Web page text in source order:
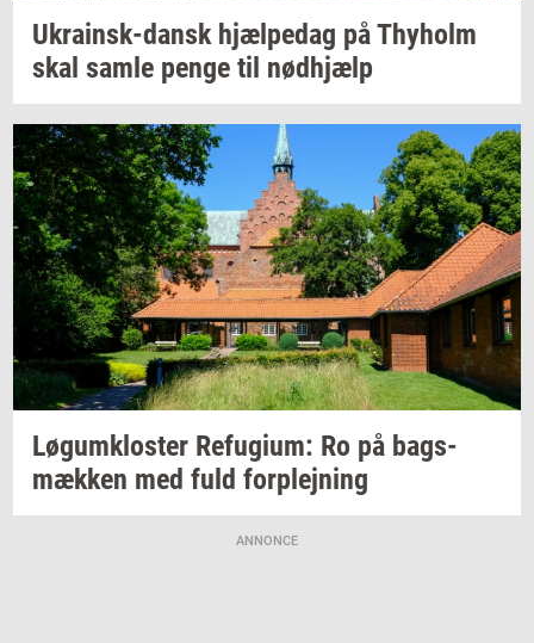
Ukrainsk-​dansk hjæl­pe­dag påThyholm
skal samle penge til nød­hjælp
Løgum­klo­ster Re­fu­gi­um: Ro på bags­
mæk­ken med fuld for­plej­ning
ANNONCE